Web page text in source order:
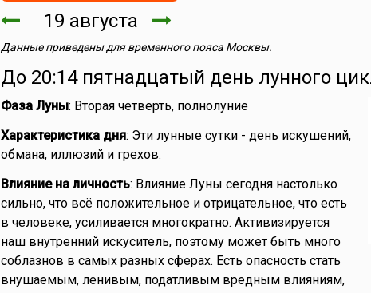
19 августа
Данные приведены для временного пояса Москвы.
До 20:14 пятнадцатый день лунного
Фаза Луны: Вторая четверть, полнолуние
Характеристика дня: Эти лунные сутки - день искушений,
обмана, иллюзий и грехов.
Влияние на личность: Влияние Луны сегодня настолько
сильно, что всё положительное и отрицательное, что есть
в человеке, усиливается многократно. Активизируется
наш внутренний искуситель, поэтому может быть много
соблазнов в самых разных сферах. Есть опасность стать
внушаемым, ленивым, податливым вредным влияниям,